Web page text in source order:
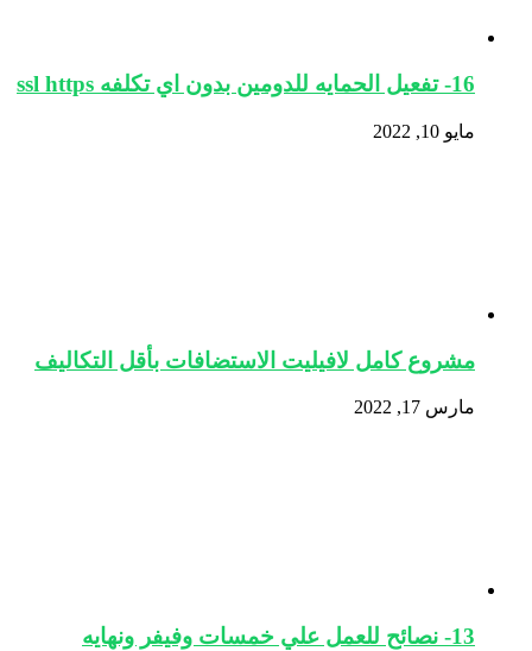
16- تفعيل الحمايه للدومين بدون اي تكلفه ssl https
مايو 10, 2022
مشروع كامل لافيليت الاستضافات بأقل التكاليف
مارس 17, 2022
13- نصائح للعمل علي خمسات وفيفر ونهايه